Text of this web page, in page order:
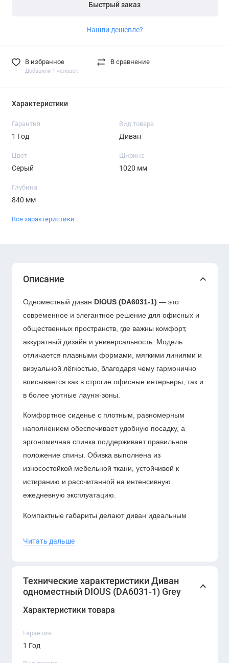
Быстрый заказ
Нашли дешевле?
В избранное
Добавили 1 человек
В сравнение
Характеристики
Гарантия
1 Год
Вид товара
Диван
Цвет
Серый
Ширина
1020 мм
Глубина
840 мм
Все характеристики
Описание
Одноместный диван DIOUS (DA6031-1) — это
современное и элегантное решение для офисных и
общественных пространств, где важны комфорт,
аккуратный дизайн и универсальность. Модель
отличается плавными формами, мягкими линиями и
визуальной лёгкостью, благодаря чему гармонично
вписывается как в строгие офисные интерьеры, так и
в более уютные лаунж-зоны.
Комфортное сиденье с плотным, равномерным
наполнением обеспечивает удобную посадку, а
эргономичная спинка поддерживает правильное
положение спины. Обивка выполнена из
износостойкой мебельной ткани, устойчивой к
истиранию и рассчитанной на интенсивную
ежедневную эксплуатацию.
Компактные габариты делают диван идеальным
комнат и индивидуальных лаунж-пространств.
DIOUS — это баланс функциональности,
современного дизайна и комфорта.
Читать дальше
Технические характеристики Диван
одноместный DIOUS (DA6031-1) Grey
Характеристики товара
Гарантия
1 Год